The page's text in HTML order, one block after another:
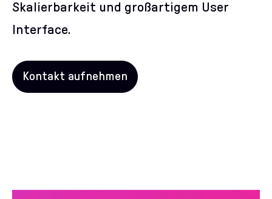
Skalierbarkeit und großartigem User
Interface.
Kontakt aufnehmen